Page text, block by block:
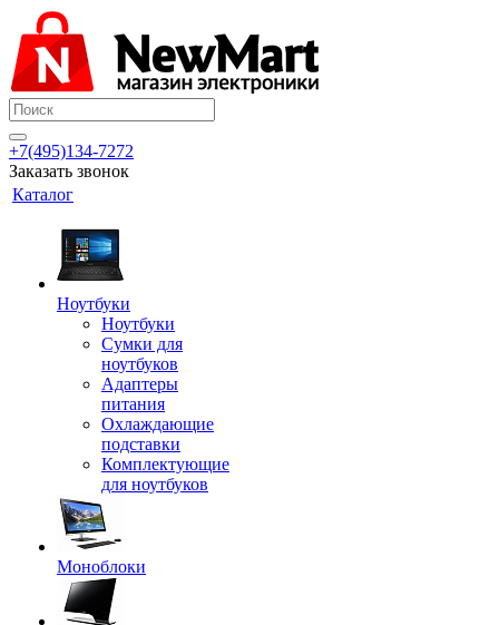
+7(495)134-7272
Заказать звонок
Каталог
Ноутбуки
Ноутбуки
Сумки для
ноутбуков
Адаптеры
питания
Охлаждающие
подставки
Комплектующие
для ноутбуков
Моноблоки